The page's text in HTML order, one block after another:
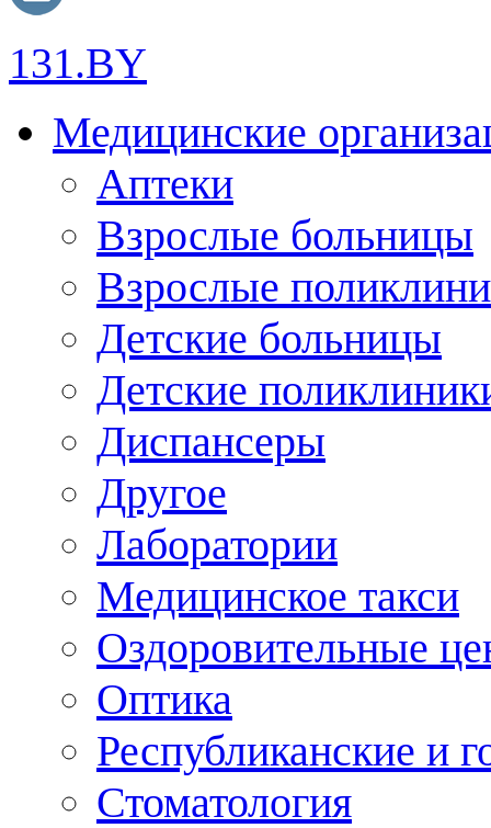
131.BY
Медицинские
Аптеки
Взрослые больницы
Взрослые
Детские больницы
Детские
Диспансеры
Другое
Лаборатории
Медицинское такси
Оздоровительные
Оптика
Республиканские и
Стоматология